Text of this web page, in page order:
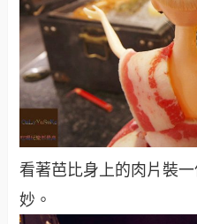
看著芭比身上的肉片裝
妙。